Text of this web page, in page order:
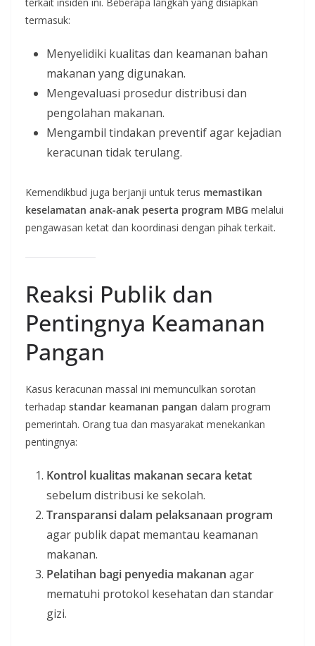
termasuk:
Menyelidiki kualitas dan keamanan bahan
makanan yang digunakan.
Mengevaluasi prosedur distribusi dan
pengolahan makanan.
Mengambil tindakan preventif agar kejadian
keracunan tidak terulang.
Kemendikbud juga berjanji untuk terus memastikan
keselamatan anak-anak peserta program MBG melalui
pengawasan ketat dan koordinasi dengan pihak terkait.
Reaksi Publik dan
Pentingnya Keamanan
Pangan
Kasus keracunan massal ini memunculkan sorotan
terhadap standar keamanan pangan dalam program
pemerintah. Orang tua dan masyarakat menekankan
pentingnya:
Kontrol kualitas makanan secara ketat
sebelum distribusi ke sekolah.
Transparansi dalam pelaksanaan program
agar publik dapat memantau keamanan
makanan.
Pelatihan bagi penyedia makanan agar
mematuhi protokol kesehatan dan standar
gizi.